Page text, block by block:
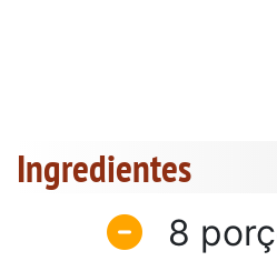
Ingredientes
8